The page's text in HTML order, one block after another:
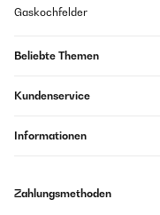
Gaskochfelder
Beliebte Themen
Kundenservice
Informationen
Zahlungsmethoden